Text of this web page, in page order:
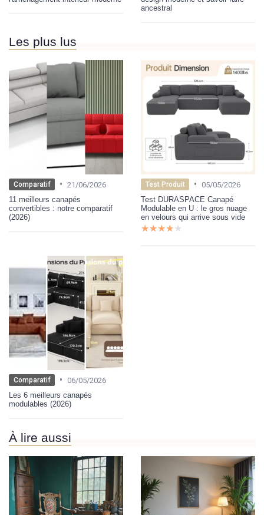
ancestral
Les plus lus
Comparatif • 21/06/2026
11 meilleurs canapés
convertibles : notre comparatif
(2026)
Test Produit • 05/05/2026
Test DURASPACE Canapé
Modulable en U : le gros nuage
en velours qui arrive sous vide
★★★★★
★★★★★
Comparatif • 06/05/2026
Les 6 meilleurs canapés
modulables (2026)
À lire aussi